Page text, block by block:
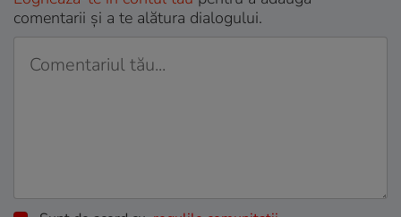
comentarii și a te alătura dialogului.